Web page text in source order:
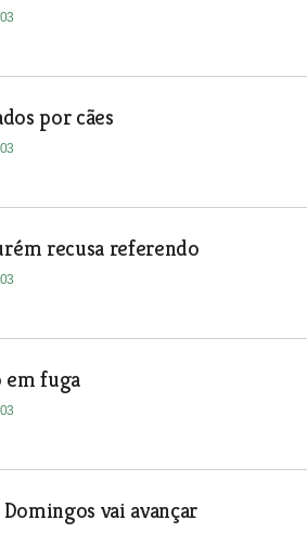
por cães
recusa referendo
em fuga
Domingos vai avançar